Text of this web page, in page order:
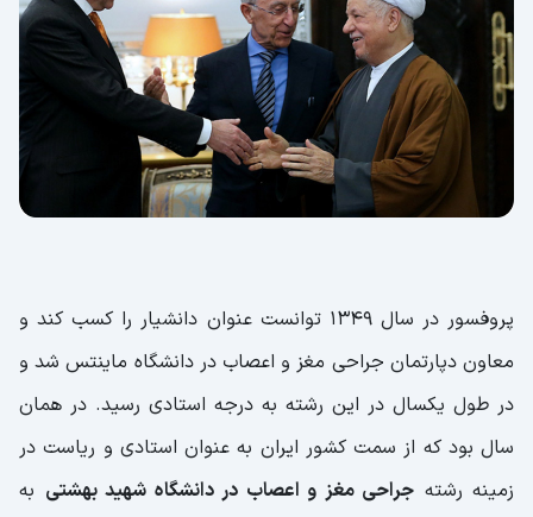
پروفسور در سال ۱۳۴۹ توانست عنوان دانشیار را کسب کند و
معاون دپارتمان جراحی مغز و اعصاب در دانشگاه ماینتس شد و
در طول یکسال در این رشته به درجه استادی رسید. در همان
سال بود که از سمت کشور ایران به عنوان استادی و ریاست در
زمینه رشته جراحی مغز و اعصاب در دانشگاه شهید بهشتی به